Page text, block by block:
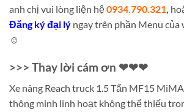
anh chị vui lòng liện hệ0934.790.321,
Đăng ký đại lý ngay trên phần Menu
☺
>>> Thay lời cám ơn ❤❤❤
Xe nâng Reach truck 1.5 Tấn MF15
thông minh linh hoạt không thể thiếu